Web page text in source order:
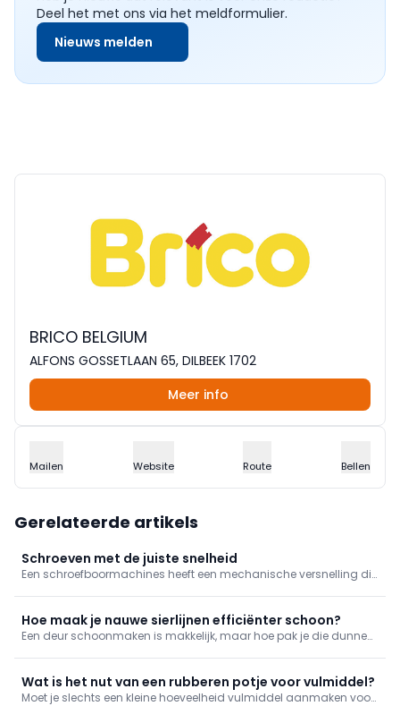
Deel het met ons via het meldformulier.
Nieuws melden
BRICO BELGIUM
ALFONS GOSSETLAAN 65, DILBEEK 1702
Meer info
Mailen Website Route Bellen
Gerelateerde artikels
Schroeven met de juiste snelheid
Een schroefboormachines heeft een mechanische versnelling die
Hoe maak je nauwe sierlijnen efficiënter schoon?
Een deur schoonmaken is makkelijk, maar hoe pak je die dunne
Wat is het nut van een rubberen potje voor vulmiddel?
Moet je slechts een kleine hoeveelheid vulmiddel aanmaken voor